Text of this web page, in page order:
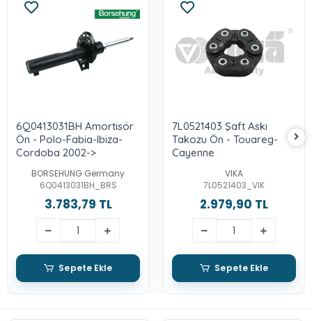
6Q0413031BH Amortisör
Ön - Polo-Fabia-Ibiza-
Cordoba 2002->
BORSEHUNG Germany
6Q0413031BH_BRS
3.783,79 TL
Sepete Ekle
7L0521403 Şaft Askı
Takozu Ön - Touareg-
Cayenne
VIKA
7L0521403_VIK
2.979,90 TL
Sepete Ekle